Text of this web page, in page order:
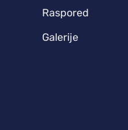
Raspored
Galerije